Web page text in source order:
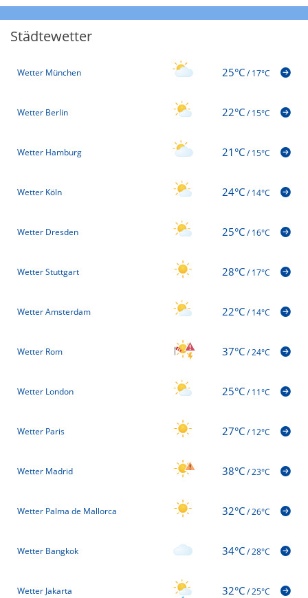
Städtewetter
Wetter München 25°C/17°C
Wetter Berlin 22°C/15°C
Wetter Hamburg 21°C/15°C
Wetter Köln 24°C/14°C
Wetter Dresden 25°C/16°C
Wetter Stuttgart 28°C/17°C
Wetter Amsterdam 22°C/14°C
Wetter Rom 37°C/24°C
Wetter London 25°C/11°C
Wetter Paris 27°C/12°C
Wetter Madrid 38°C/23°C
Wetter Palma de Mallorca 32°C/26°C
Wetter Bangkok 34°C/28°C
Wetter Jakarta 32°C/25°C